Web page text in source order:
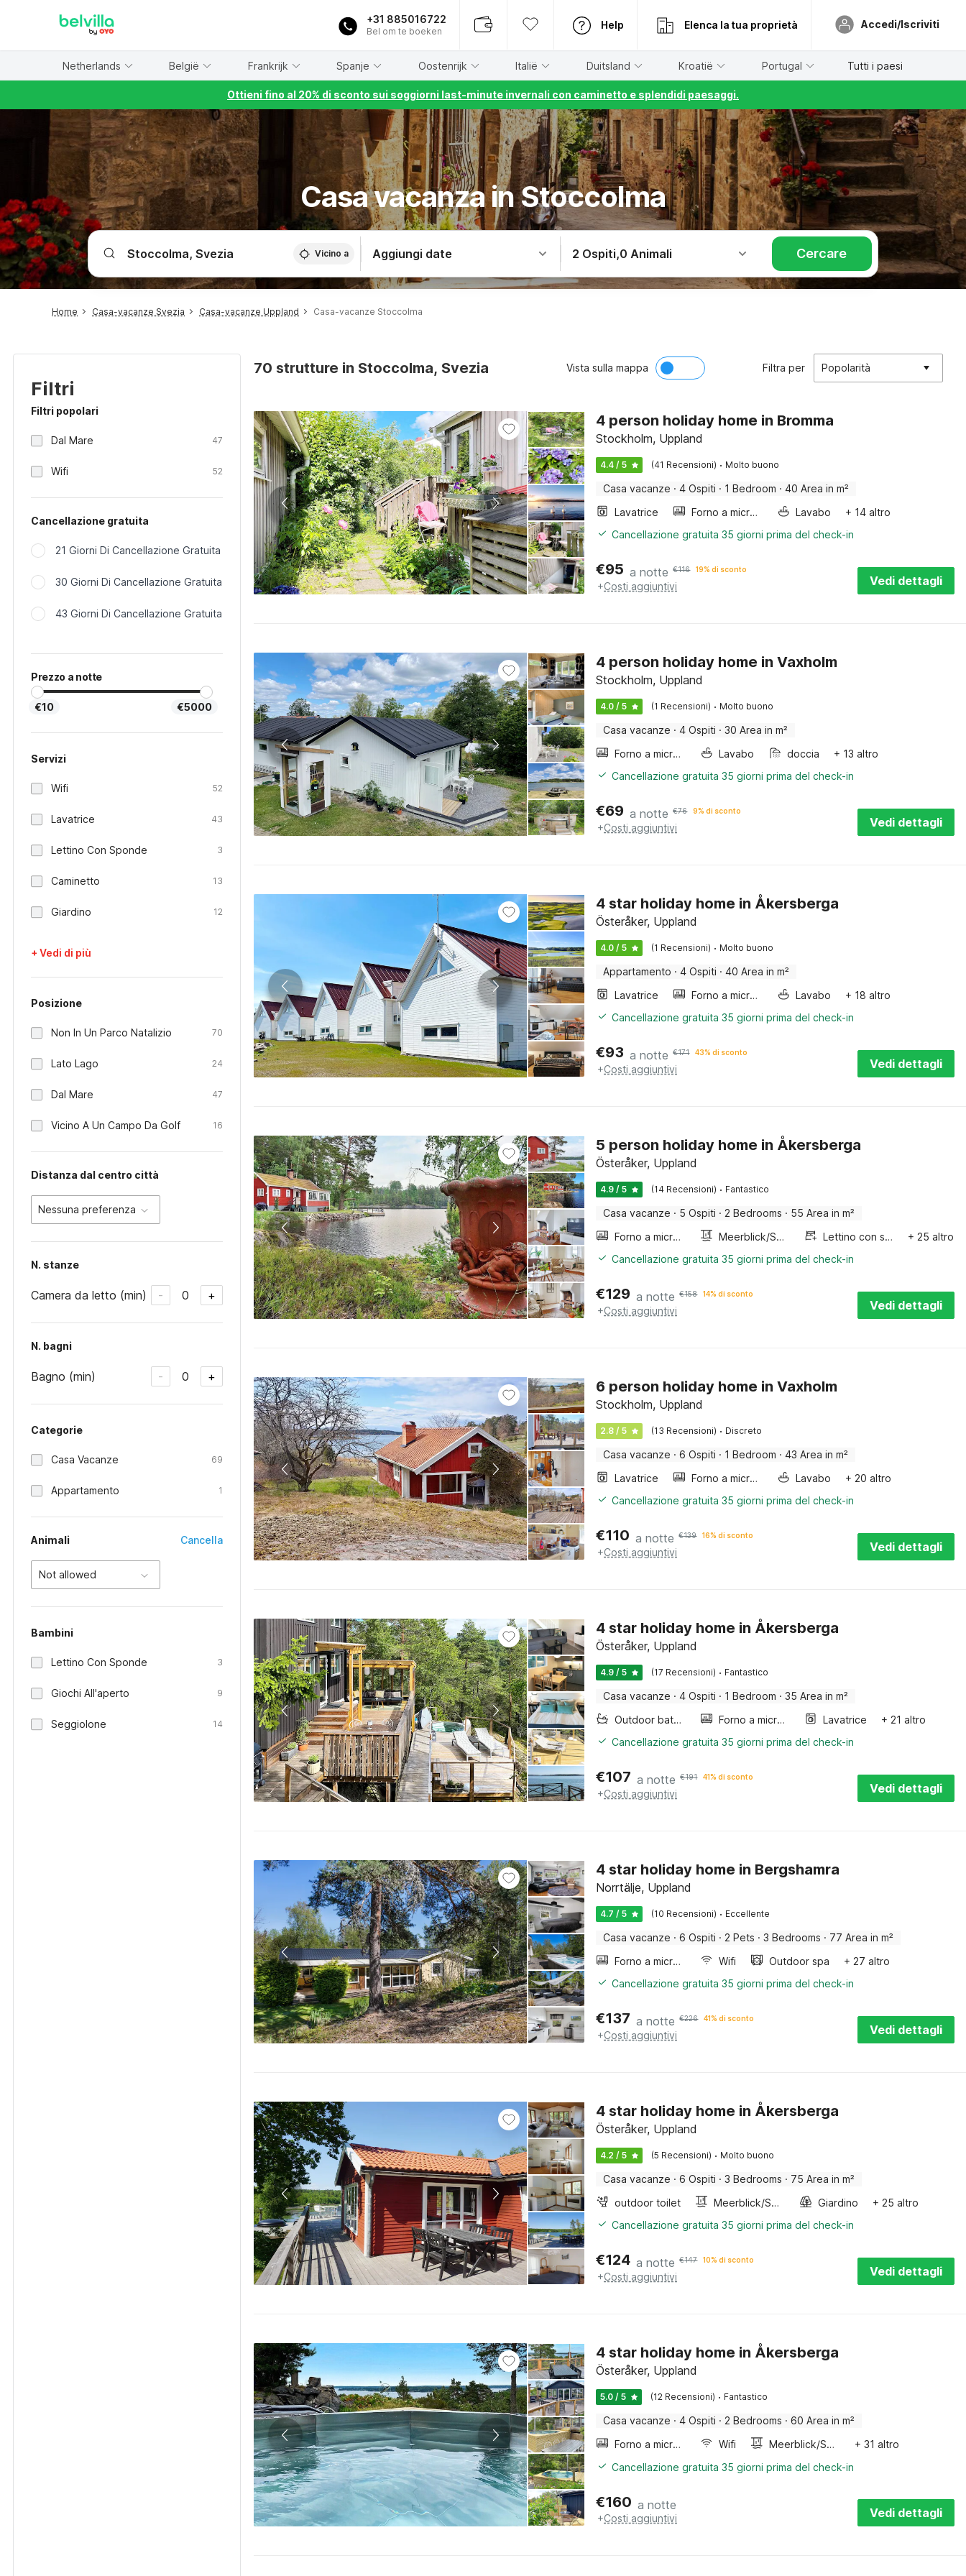
+31 885016722
Bel om te boeken
Help Elenca la tua proprietà Accedi/Iscriviti
Netherlands België Frankrijk Spanje Oostenrijk Italië Duitsland Kroatië Portugal Tutti i paesi
Ottieni fino al 20% di sconto sui soggiorni last-minute invernali con caminetto e splendidi paesaggi.
Casa vacanza in Stoccolma
Vicino a Aggiungi date 2 Ospiti,0 Animali Cercare
Home Casa-vacanze Svezia Casa-vacanze Uppland Casa-vacanze Stoccolma
Filtri
Filtri popolari
Dal Mare 47
Wifi 52
Cancellazione gratuita
21 Giorni Di Cancellazione Gratuita
30 Giorni Di Cancellazione Gratuita
43 Giorni Di Cancellazione Gratuita
Prezzo a notte
€10 €5000
Servizi
Wifi 52
Lavatrice 43
Lettino Con Sponde 3
Caminetto 13
Giardino 12
+ Vedi di più
Posizione
Non In Un Parco Natalizio 70
Lato Lago 24
Dal Mare 47
Vicino A Un Campo Da Golf 16
Distanza dal centro città
Nessuna preferenza
N. stanze
Camera da letto (min) - 0 +
N. bagni
Bagno (min) - 0 +
Categorie
Casa Vacanze 69
Appartamento 1
Animali Cancella
Not allowed
Bambini
Lettino Con Sponde 3
Giochi All'aperto 9
Seggiolone 14
70 strutture in Stoccolma, Svezia Vista sulla mappa Filtra per Popolarità
4 person holiday home in Bromma
Stockholm, Uppland
4.4 / 5 (41 Recensioni) · Molto buono
Casa vacanze · 4 Ospiti · 1 Bedroom · 40 Area in m²
Lavatrice
Forno a microonde combinato Lavabo
+ 14 altro
Cancellazione gratuita 35 giorni prima del check-in
€95 a notte €116 19% di sconto
+Costi aggiuntivi Vedi dettagli
4 person holiday home in Vaxholm
Stockholm, Uppland
4.0 / 5 (1 Recensioni) · Molto buono
Casa vacanze · 4 Ospiti · 30 Area in m²
Forno a microonde combinato
Lavabo doccia
+ 13 altro
Cancellazione gratuita 35 giorni prima del check-in
€69 a notte €76 9% di sconto
+Costi aggiuntivi Vedi dettagli
4 star holiday home in Åkersberga
Österåker, Uppland
4.0 / 5 (1 Recensioni) · Molto buono
Appartamento · 4 Ospiti · 40 Area in m²
Lavatrice
Forno a microonde combinato Lavabo
+ 18 altro
Cancellazione gratuita 35 giorni prima del check-in
€93 a notte €171 43% di sconto
+Costi aggiuntivi Vedi dettagli
5 person holiday home in Åkersberga
Österåker, Uppland
4.9 / 5 (14 Recensioni) · Fantastico
Casa vacanze · 5 Ospiti · 2 Bedrooms · 55 Area in m²
Forno a microonde combinato
Meerblick/Seeblick Lettino con sponde
+ 25 altro
Cancellazione gratuita 35 giorni prima del check-in
€129 a notte €158 14% di sconto
+Costi aggiuntivi Vedi dettagli
6 person holiday home in Vaxholm
Stockholm, Uppland
2.8 / 5 (13 Recensioni) · Discreto
Casa vacanze · 6 Ospiti · 1 Bedroom · 43 Area in m²
Lavatrice
Forno a microonde combinato Lavabo
+ 20 altro
Cancellazione gratuita 35 giorni prima del check-in
€110 a notte €139 16% di sconto
+Costi aggiuntivi Vedi dettagli
4 star holiday home in Åkersberga
Österåker, Uppland
4.9 / 5 (17 Recensioni) · Fantastico
Casa vacanze · 4 Ospiti · 1 Bedroom · 35 Area in m²
Outdoor bath tub
Forno a microonde combinato Lavatrice
+ 21 altro
Cancellazione gratuita 35 giorni prima del check-in
€107 a notte €191 41% di sconto
+Costi aggiuntivi Vedi dettagli
4 star holiday home in Bergshamra
Norrtälje, Uppland
4.7 / 5 (10 Recensioni) · Eccellente
Casa vacanze · 6 Ospiti · 2 Pets · 3 Bedrooms · 77 Area in m²
Forno a microonde combinato
Wifi Outdoor spa
+ 27 altro
Cancellazione gratuita 35 giorni prima del check-in
€137 a notte €226 41% di sconto
+Costi aggiuntivi Vedi dettagli
4 star holiday home in Åkersberga
Österåker, Uppland
4.2 / 5 (5 Recensioni) · Molto buono
Casa vacanze · 6 Ospiti · 3 Bedrooms · 75 Area in m²
outdoor toilet
Meerblick/Seeblick Giardino
+ 25 altro
Cancellazione gratuita 35 giorni prima del check-in
€124 a notte €147 10% di sconto
+Costi aggiuntivi Vedi dettagli
4 star holiday home in Åkersberga
Österåker, Uppland
5.0 / 5 (12 Recensioni) · Fantastico
Casa vacanze · 4 Ospiti · 2 Bedrooms · 60 Area in m²
Forno a microonde combinato
Wifi Meerblick/Seeblick
+ 31 altro
Cancellazione gratuita 35 giorni prima del check-in
€160 a notte
+Costi aggiuntivi Vedi dettagli